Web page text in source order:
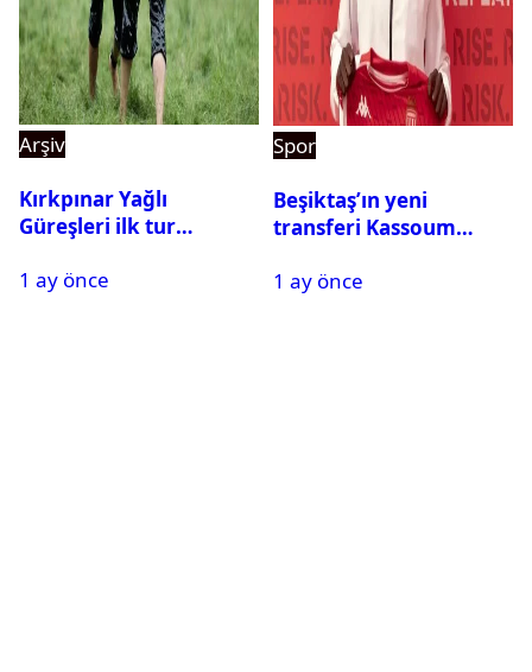
Arşiv
Kırkpınar Yağlı
Güreşleri ilk tur
2. tura geçen
1 ay önce
Spor
Beşiktaş’ın yeni
transferi Kassoum
gelecek? Resmi
1 ay önce